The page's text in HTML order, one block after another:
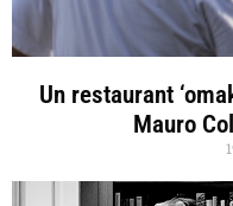
Un restaurant
Mauro